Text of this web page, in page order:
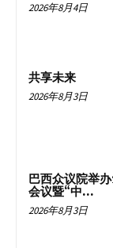
2026年8月4日
共享未来
2026年8月3日
巴西众议院举
会议暨“中...
2026年8月3日